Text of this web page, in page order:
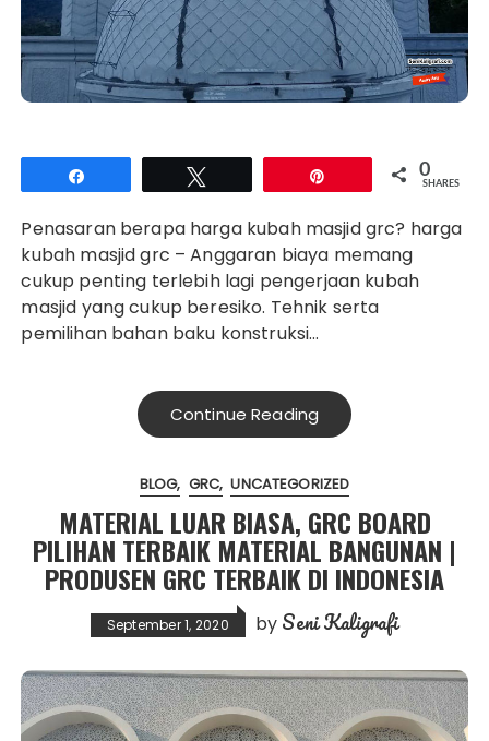
0
SHARES
Penasaran berapa harga kubah masjid grc? harga
kubah masjid grc – Anggaran biaya memang
cukup penting terlebih lagi pengerjaan kubah
masjid yang cukup beresiko. Tehnik serta
pemilihan bahan baku konstruksi…
Continue Reading
BLOG GRC UNCATEGORIZED
MATERIAL LUAR BIASA, GRC BOARD
PILIHAN TERBAIK MATERIAL BANGUNAN |
PRODUSEN GRC TERBAIK DI INDONESIA
September 1, 2020 by Seni Kaligrafi